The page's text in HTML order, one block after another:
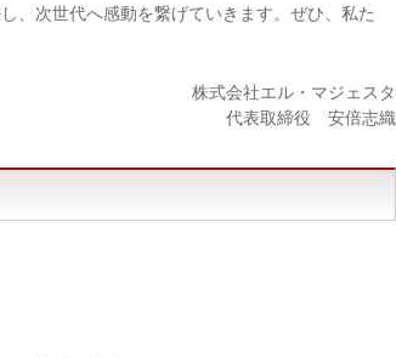
、次世代へ感動を繋げていきます。ぜひ、私た
株式会社エル・マジェスタ
代表取締役 安倍志織